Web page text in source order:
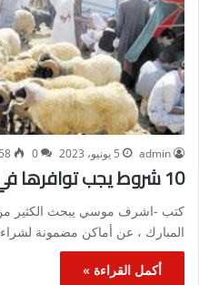
admin 5 يونيو، 2023 0
58
10 شروط يجب توافرها في شراء أضحية سليمة
كتب -اشرف موسي يبحث الكثير من
المبارك ، عن أماكن مضمونة
أكمل القراءة »